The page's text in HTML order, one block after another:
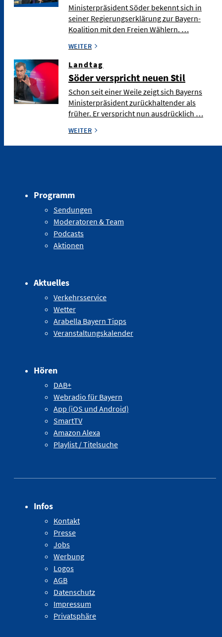
Ministerpräsident Söder bekennt sich in
seiner Regierungserklärung zur Bayern-
Koalition mit den Freien Wählern. …
WEITER
Landtag
Söder verspricht neuen Stil
Schon seit einer Weile zeigt sich Bayerns
Ministerpräsident zurückhaltender als
früher. Er verspricht nun ausdrücklich …
WEITER
Programm
Sendungen
Moderatoren & Team
Podcasts
Aktionen
Aktuelles
Verkehrsservice
Wetter
Arabella Bayern Tipps
Veranstaltungskalender
Hören
DAB+
Webradio für Bayern
App (iOS und Android)
SmartTV
Amazon Alexa
Playlist / Titelsuche
Infos
Kontakt
Presse
Jobs
Werbung
Logos
AGB
Datenschutz
Impressum
Privatsphäre